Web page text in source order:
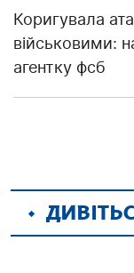
Коригувала
військовими:
агентку фсб